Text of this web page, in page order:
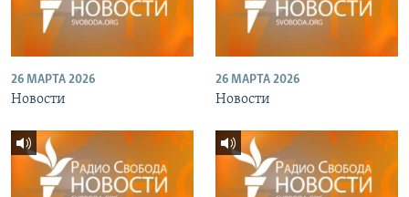
26 МАРТА 2026
Новости
26 МАРТА 2026
Новости